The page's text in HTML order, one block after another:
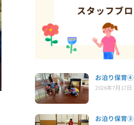
お泊り保育④
2026年7月17日
お泊り保育③